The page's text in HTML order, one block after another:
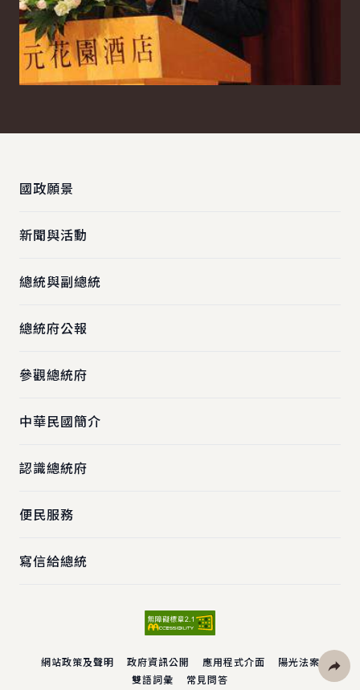
國政願景
新聞與活動
總統與副總統
總統府公報
參觀總統府
中華民國簡介
認識總統府
便民服務
寫信給總統
網站政策及聲明 政府資訊公開 應用程式介面
陽光法案
雙語詞彙
常見問答